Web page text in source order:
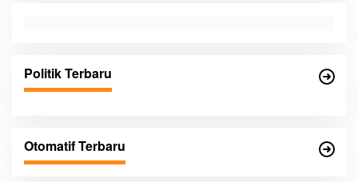
Politik Terbaru
Otomatif Terbaru